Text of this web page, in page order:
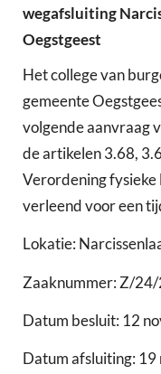
wegafsluiting
Oegstgeest
Het college van
gemeente
volgende aanvraag
de artikelen 3.68,
Verordening
verleend voor een
Lokatie:
Zaaknummer: Z/
Datum besluit: 12
Datum afsluiting: